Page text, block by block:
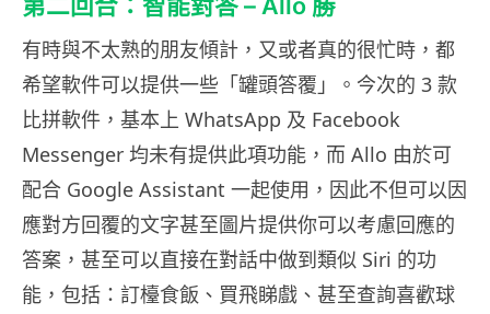
有時與不太熟的朋友傾計，又或者真的很忙時，都
希望軟件可以提供一些「罐頭答覆」。今次的 3 款
比拼軟件，基本上 WhatsApp 及 Facebook
Messenger 均未有提供此項功能，而 Allo 由於可
配合 Google Assistant 一起使用，因此不但可以因
應對方回覆的文字甚至圖片提供你可以考慮回應的
答案，甚至可以直接在對話中做到類似 Siri 的功
能，包括：訂檯食飯、買飛睇戲、甚至查詢喜歡球